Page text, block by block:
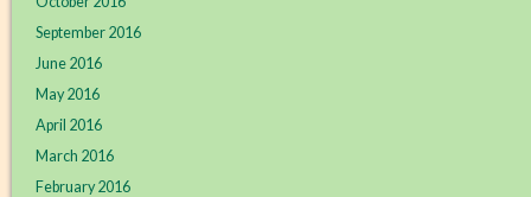
September 2016
June 2016
May 2016
April 2016
March 2016
February 2016